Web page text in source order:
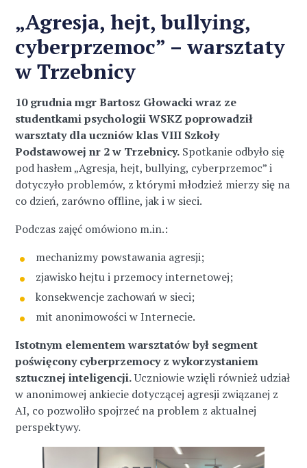
„Agresja, hejt, bullying,
cyberprzemoc” – warsztaty
w Trzebnicy
10 grudnia mgr Bartosz Głowacki wraz ze
studentkami psychologii WSKZ poprowadził
warsztaty dla uczniów klas VIII Szkoły
Podstawowej nr 2 w Trzebnicy. Spotkanie odbyło się
pod hasłem „Agresja, hejt, bullying, cyberprzemoc” i
dotyczyło problemów, z którymi młodzież mierzy się na
co dzień, zarówno offline, jak i w sieci.
Podczas zajęć omówiono m.in.:
mechanizmy powstawania agresji;
zjawisko hejtu i przemocy internetowej;
konsekwencje zachowań w sieci;
mit anonimowości w Internecie.
Istotnym elementem warsztatów był segment
poświęcony cyberprzemocy z wykorzystaniem
sztucznej inteligencji.Uczniowie wzięli również udział
w anonimowej ankiecie dotyczącej agresji związanej z
AI, co pozwoliło spojrzeć na problem z aktualnej
perspektywy.